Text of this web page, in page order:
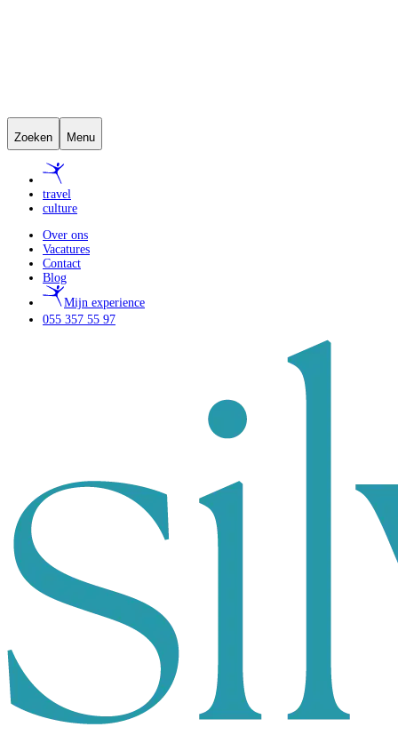
Zoeken Menu
travel
culture
Over ons
Vacatures
Contact
Blog
Mijn experience
055 357 55 97